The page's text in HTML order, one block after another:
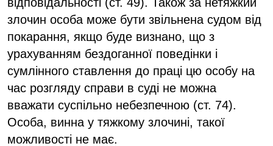
злочин особа може бути звільнена судом від
покарання, якщо буде визнано, що з
урахуванням бездоганної поведінки і
сумлінного ставлення до праці цю особу на
час розгляду справи в суді не можна
вважати суспільно небезпечною (ст. 74).
Особа, винна у тяжкому злочині, такої
можливості не має.